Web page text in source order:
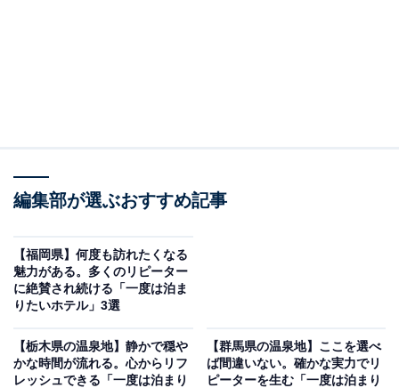
いわき湯本温泉 ときわの宿 浜とく（画像：「いわき湯本温泉 ときわの宿 浜
とく」公式Webサイトより）
編集部が選ぶおすすめ記事
【福岡県】何度も訪れたくなる
魅力がある。多くのリピーター
に絶賛され続ける「一度は泊ま
りたいホテル」3選
【栃木県の温泉地】静かで穏や
かな時間が流れる。心からリフ
レッシュできる「一度は泊まり
【群馬県の温泉地】ここを選べ
ば間違いない。確かな実力でリ
ピーターを生む「一度は泊まり